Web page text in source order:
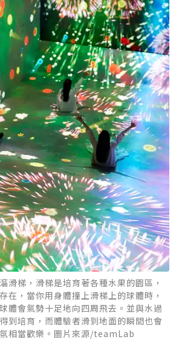
滑梯，滑梯是培育著各種水果的園區，
在，當你用身體撞上滑梯上的球體時，
體會氣勢十足地向四周飛去。並與水過
到培育，而體驗者滑到地面的瞬間也會
相當歡樂。圖片來源/teamLab